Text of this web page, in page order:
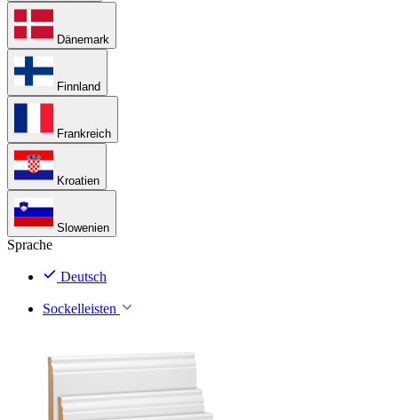
Dänemark
Finnland
Frankreich
Kroatien
Slowenien
Sprache
Deutsch
Sockelleisten